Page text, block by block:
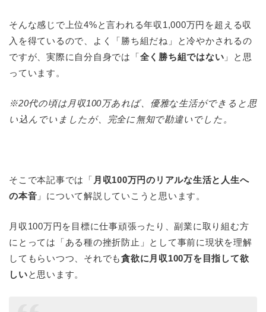
そんな感じで上位4%と言われる年収1,000万円を超える収
入を得ているので、よく「勝ち組だね」と冷やかされるの
ですが、実際に自分自身では「全く勝ち組ではない 」と思
っています。
※20代の頃は月収100万あれば、優雅な生活ができると思
い込んでいましたが、完全に無知で勘違いでした。
そこで本記事では「 月収100万円のリアルな生活と人生へ
の本音 」について解説していこうと思います。
月収100万円を目標に仕事頑張ったり、副業に取り組む方
にとっては「ある種の挫折防止」として事前に現状を理解
してもらいつつ、それでも貪欲に月収100万を目指して欲
しいと思います。